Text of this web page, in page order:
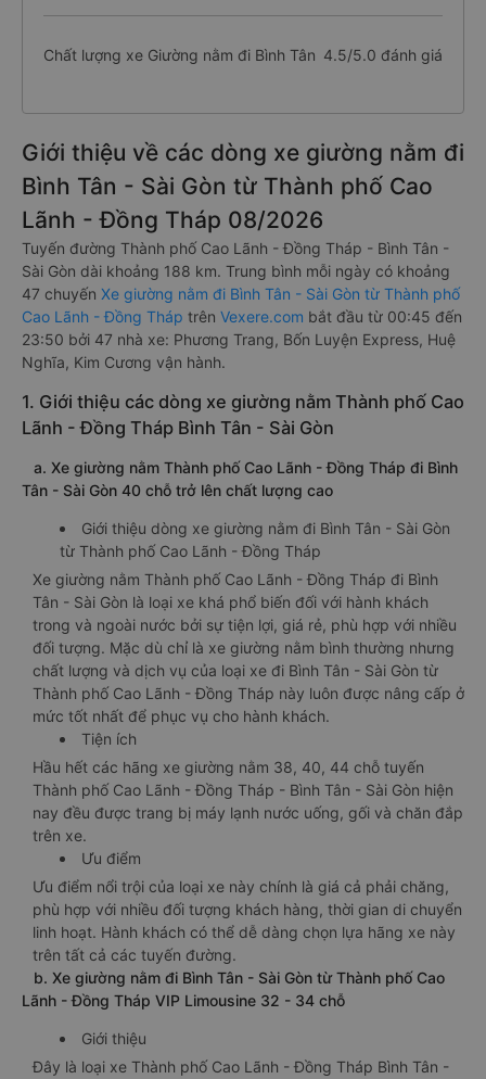
Chất lượng xe Giường nằm đi Bình Tân 4.5/5.0 đánh giá
Giới thiệu về các dòng xe giường nằm đi
Bình Tân - Sài Gòn từ Thành phố Cao
Lãnh - Đồng Tháp 08/2026
Tuyến đường Thành phố Cao Lãnh - Đồng Tháp - Bình Tân -
Sài Gòn dài khoảng 188 km. Trung bình mỗi ngày có khoảng
47 chuyến Xe giường nằm đi Bình Tân - Sài Gòn từ Thành phố
Cao Lãnh - Đồng Tháp trên Vexere.com bắt đầu từ 00:45 đến
23:50 bởi 47 nhà xe: Phương Trang, Bốn Luyện Express, Huệ
Nghĩa, Kim Cương vận hành.
1. Giới thiệu các dòng xe giường nằm Thành phố Cao
Lãnh - Đồng Tháp Bình Tân - Sài Gòn
a. Xe giường nằm Thành phố Cao Lãnh - Đồng Tháp đi Bình
Tân - Sài Gòn 40 chỗ trở lên chất lượng cao
Giới thiệu dòng xe giường nằm đi Bình Tân - Sài Gòn
từ Thành phố Cao Lãnh - Đồng Tháp
Xe giường nằm Thành phố Cao Lãnh - Đồng Tháp đi Bình
Tân - Sài Gòn là loại xe khá phổ biến đối với hành khách
trong và ngoài nước bởi sự tiện lợi, giá rẻ, phù hợp với nhiều
đối tượng. Mặc dù chỉ là xe giường nằm bình thường nhưng
chất lượng và dịch vụ của loại xe đi Bình Tân - Sài Gòn từ
Thành phố Cao Lãnh - Đồng Tháp này luôn được nâng cấp ở
mức tốt nhất để phục vụ cho hành khách.
Tiện ích
Hầu hết các hãng xe giường nằm 38, 40, 44 chỗ tuyến
Thành phố Cao Lãnh - Đồng Tháp - Bình Tân - Sài Gòn hiện
nay đều được trang bị máy lạnh nước uống, gối và chăn đắp
trên xe.
Ưu điểm
Ưu điểm nổi trội của loại xe này chính là giá cả phải chăng,
phù hợp với nhiều đối tượng khách hàng, thời gian di chuyển
linh hoạt. Hành khách có thể dễ dàng chọn lựa hãng xe này
trên tất cả các tuyến đường.
b. Xe giường nằm đi Bình Tân - Sài Gòn từ Thành phố Cao
Lãnh - Đồng Tháp VIP Limousine 32 - 34 chỗ
Giới thiệu
Đây là loại xe Thành phố Cao Lãnh - Đồng Tháp Bình Tân -